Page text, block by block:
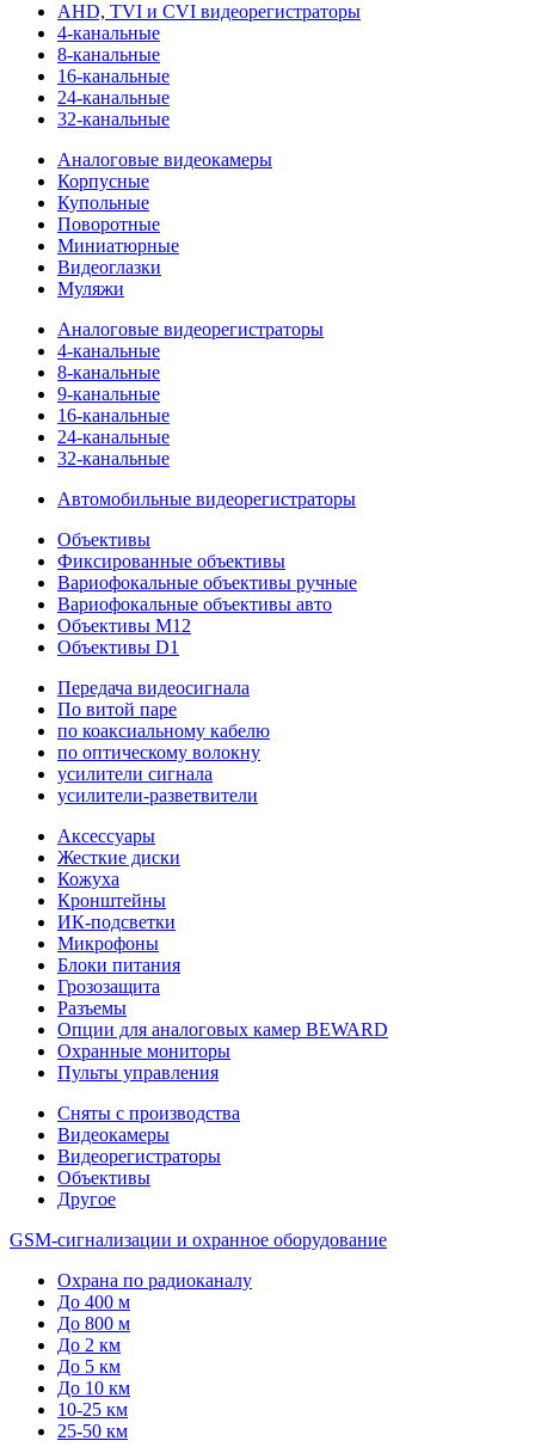
AHD, TVI и CVI видеорегистраторы
4-канальные
8-канальные
16-канальные
24-канальные
32-канальные
Аналоговые видеокамеры
Корпусные
Купольные
Поворотные
Миниатюрные
Видеоглазки
Муляжи
Аналоговые видеорегистраторы
4-канальные
8-канальные
9-канальные
16-канальные
24-канальные
32-канальные
Автомобильные видеорегистраторы
Объективы
Фиксированные объективы
Вариофокальные объективы ручные
Вариофокальные объективы авто
Объективы M12
Объективы D1
Передача видеосигнала
По витой паре
по коаксиальному кабелю
по оптическому волокну
усилители сигнала
усилители-разветвители
Аксессуары
Жесткие диски
Кожуха
Кронштейны
ИК-подсветки
Микрофоны
Блоки питания
Грозозащита
Разъемы
Опции для аналоговых камер BEWARD
Охранные мониторы
Пульты управления
Сняты с производства
Видеокамеры
Видеорегистраторы
Объективы
Другое
GSM-сигнализации и охранное оборудование
Охрана по радиоканалу
До 400 м
До 800 м
До 2 км
До 5 км
До 10 км
10-25 км
25-50 км